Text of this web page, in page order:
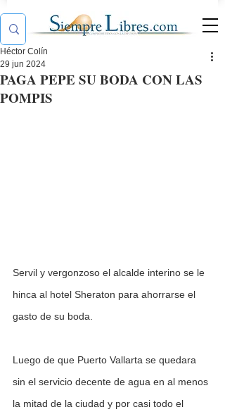
PAGA PEPE SU BODA CON LAS
POMPIS
Héctor Colín
29 jun 2024
Servil y vergonzoso el alcalde interino se le
hinca al hotel Sheraton para ahorrarse el
gasto de su boda.
Luego de que Puerto Vallarta se quedara
sin el servicio decente de agua en al menos
la mitad de la ciudad y por casi todo el